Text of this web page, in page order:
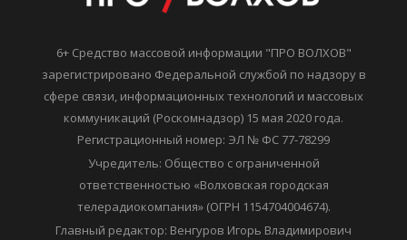
6+ Средство массовой информации "ПРО ВОЛХОВ"
зарегистрировано Федеральной службой по надзору в
сфере связи, информационных технологий и массовых
коммуникаций (Роскомнадзор) 15 мая 2020 года.
Регистрационный номер: ЭЛ № ФС 77-78299
Учредитель: Общество с ограниченной
ответственностью «Волховская городская
телерадиокомпания» (ОГРН 1154704004674).
Главный редактор: Венгуров Игорь Владимирович